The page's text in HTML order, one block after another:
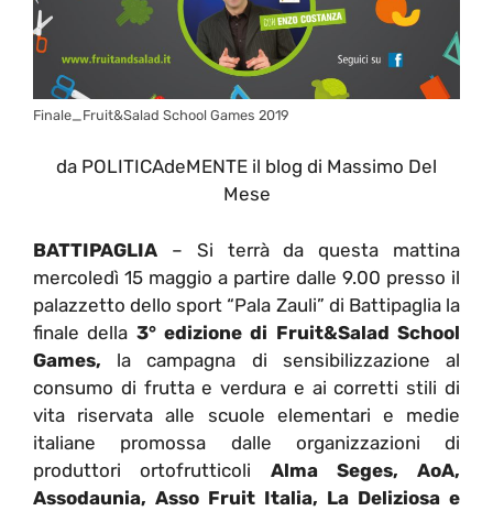
Finale_Fruit&Salad School Games 2019
da POLITICAdeMENTE il blog di Massimo Del
Mese
BATTIPAGLIA – Si terrà da questa mattina
mercoledì 15 maggio a partire dalle 9.00 presso il
palazzetto dello sport “Pala Zauli” di Battipaglia la
finale della 3° edizione di Fruit&Salad School
Games, la campagna di sensibilizzazione al
consumo di frutta e verdura e ai corretti stili di
vita riservata alle scuole elementari e medie
italiane promossa dalle organizzazioni di
produttori ortofrutticoli Alma Seges, AoA,
Assodaunia, Asso Fruit Italia, La Deliziosa e